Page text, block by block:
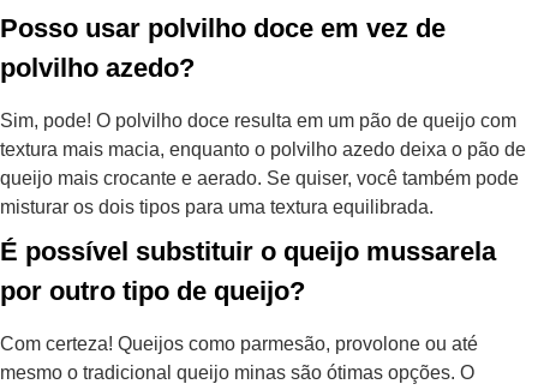
Posso usar polvilho doce em vez de
polvilho azedo?
Sim, pode! O polvilho doce resulta em um pão de queijo com
textura mais macia, enquanto o polvilho azedo deixa o pão de
queijo mais crocante e aerado. Se quiser, você também pode
misturar os dois tipos para uma textura equilibrada.
É possível substituir o queijo mussarela
por outro tipo de queijo?
Com certeza! Queijos como parmesão, provolone ou até
mesmo o tradicional queijo minas são ótimas opções. O